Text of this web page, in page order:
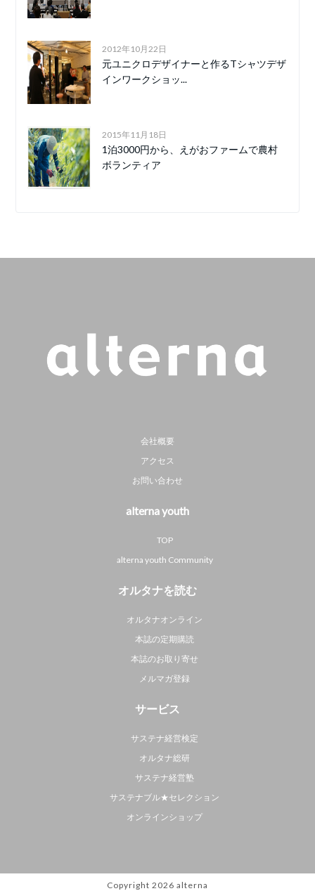
2012年10月22日
元ユニクロデザイナーと作るTシャツデザ
インワークショッ...
2015年11月18日
1泊3000円から、えがおファームで農村
ボランティア
会社概要
アクセス
お問い合わせ
alterna youth
TOP
alterna youth Community
オルタナを読む
オルタナオンライン
本誌の定期購読
本誌のお取り寄せ
メルマガ登録
サービス
サステナ経営検定
オルタナ総研
サステナ経営塾
サステナブル★セレクション
オンラインショップ
Copyright 2026 alterna